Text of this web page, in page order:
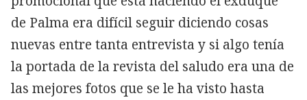
de Palma era difícil seguir diciendo cosas
nuevas entre tanta entrevista y si algo tenía
la portada de la revista del saludo era una de
las mejores fotos que se le ha visto hasta